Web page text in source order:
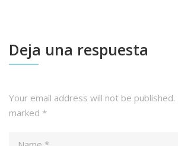
Deja una respuesta
Your email address will not be published.
marked *